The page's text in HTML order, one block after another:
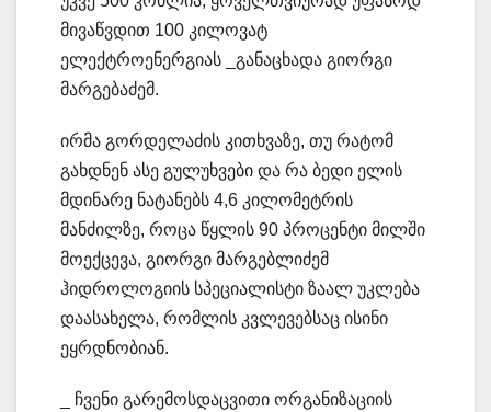
მივაწვდით 100 კილოვატ
ელექტროენერგიას _განაცხადა გიორგი
მარგებაძემ.
ირმა გორდელაძის კითხვაზე, თუ რატომ
გახდნენ ასე გულუხვები და რა ბედი ელის
მდინარე ნატანებს 4,6 კილომეტრის
მანძილზე, როცა წყლის 90 პროცენტი მილში
მოექცევა, გიორგი მარგებლიძემ
ჰიდროლოგიის სპეციალისტი ზაალ უკლება
დაასახელა, რომლის კვლევებსაც ისინი
ეყრდნობიან.
_ ჩვენი გარემოსდაცვითი ორგანიზაციის